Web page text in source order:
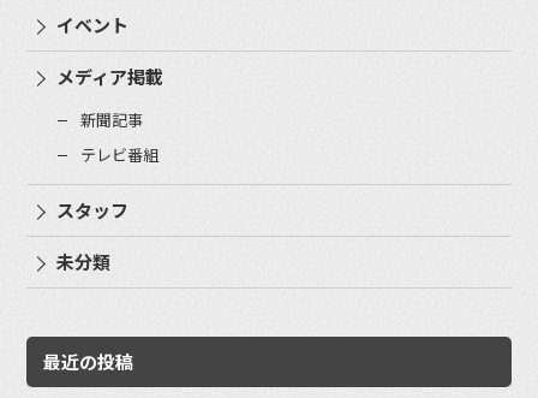
イベント
メディア掲載
新聞記事
テレビ番組
スタッフ
未分類
最近の投稿